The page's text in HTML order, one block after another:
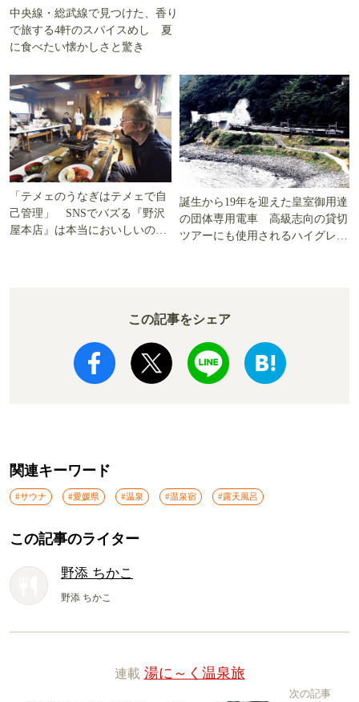
中央線・総武線で見つけた、香り
で旅する4軒のスパイスめし 夏
に食べたい懐かしさと驚き
「テメェのうなぎはテメェで自
己管理」 SNSでバズる『野沢
屋本店』は本当においしいの
誕生から19年を迎えた皇室御用達
の団体専用電車 高級志向の貸切
ツアーにも使用されるハイグレー
この記事をシェア
関連キーワード
#サウナ #愛媛県 #温泉 #温泉宿 #露天風呂
この記事のライター
野添 ちかこ
野添 ちかこ
連載 湯に～く温泉旅
次の記事